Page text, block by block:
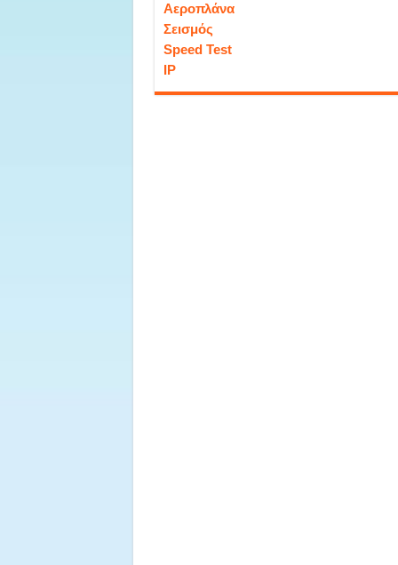
Αεροπλάνα
Σεισμός
Speed Test
IP